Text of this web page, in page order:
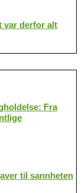
var derfor alt
Fra
til sannheten